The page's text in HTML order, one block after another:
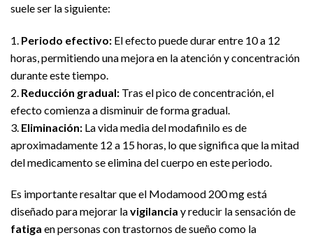
suele ser la siguiente:
1. Periodo efectivo: El efecto puede durar entre 10 a 12
horas, permitiendo una mejora en la atención y concentración
durante este tiempo.
2. Reducción gradual: Tras el pico de concentración, el
efecto comienza a disminuir de forma gradual.
3. Eliminación: La vida media del modafinilo es de
aproximadamente 12 a 15 horas, lo que significa que la mitad
del medicamento se elimina del cuerpo en este periodo.
Es importante resaltar que el Modamood 200 mg está
diseñado para mejorar lavigilancia y reducir la sensación de
fatiga en personas con trastornos de sueño como la